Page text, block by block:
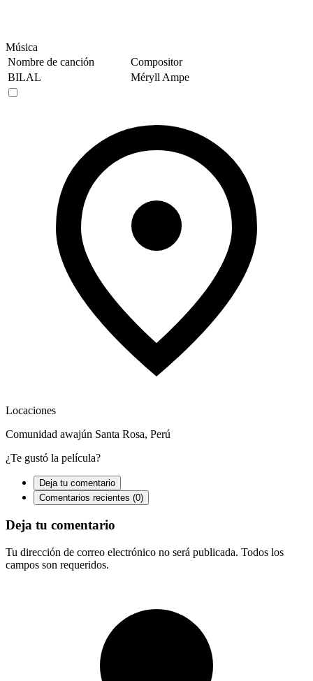
Música
Nombre de canción
Compositor
BILAL
Méryll Ampe
Locaciones
Comunidad awajún Santa Rosa, Perú
¿Te gustó la película?
Deja tu comentario
Comentarios recientes (0)
Deja tu comentario
Tu dirección de correo electrónico no será publicada. Todos los
campos son requeridos.